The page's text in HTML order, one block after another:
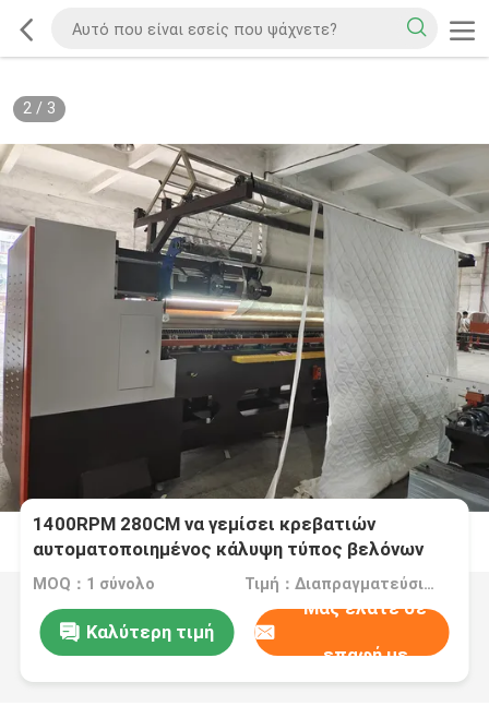
2/ 3
1400RPM 280CM να γεμίσει κρεβατιών
αυτοματοποιημένος κάλυψη τύπος βελόνων
μηχανών πολυ
MOQ：1 σύνολο Τιμή：Διαπραγματεύσιμα
Καλύτερη τιμή
Μας ελάτε σε
επαφή με